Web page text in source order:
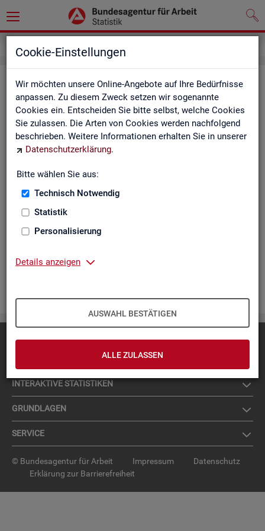
Cookie-Einstellungen
Wir möchten unsere Online-Angebote auf Ihre Bedürfnisse
anpassen. Zu diesem Zweck setzen wir sogenannte
Cookies ein. Entscheiden Sie bitte selbst, welche Cookies
Sie zulassen. Die Arten von Cookies werden nachfolgend
beschrieben. Weitere Informationen erhalten Sie in unserer
Datenschutzerklärung.
Bitte wählen Sie aus:
Technisch Notwendig
Statistik
Personalisierung
Details anzeigen
AUSWAHL BESTÄTIGEN
ALLE ZULASSEN
News­let­ter Sta­tis­tik und Ar­beits­
markt­be­richt­erstat­tung der BA
Mit dem mo­nat­li­chen News­let­ter in­for­mie­ren wir Sie über
ver­schie­de­ne The­men und ak­tu­el­le Ent­wick­lun­gen.
ak­tu­el­le Be­rich­te, wie z. B. den Mo­nats­be­richt und den BA-
neue Ver­öf­fent­li­chun­gen,
Son­der­be­rich­te,
an­de­re Neu­ig­kei­ten aus der Sta­tis­tik.
Die­ser Ser­vice ist selbst­ver­ständ­lich kos­ten­los.
IN­TER­AK­TI­VE STA­TIS­TI­KEN
GRUND­LA­GEN
SER­VICE
© Bundesagentur für Arbeit Impressum
Datenschutz
Erklärung zur Barrierefreiheit